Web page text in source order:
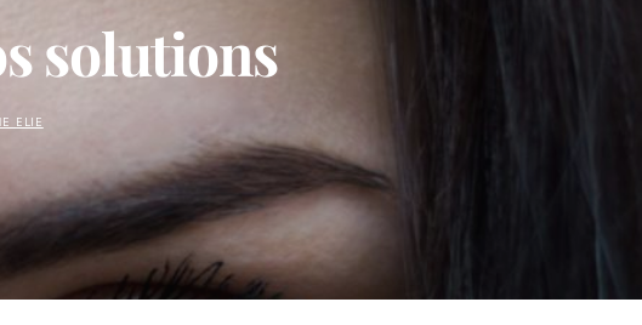
solutions
ELIE